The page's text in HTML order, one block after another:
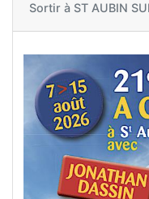
Sortir à ST AUBIN